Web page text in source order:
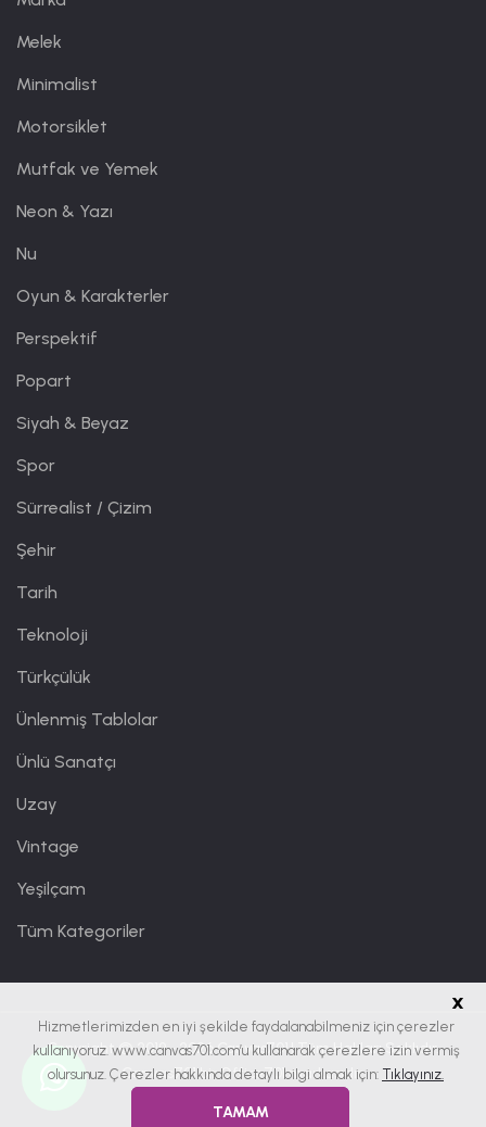
Melek
Minimalist
Motorsiklet
Mutfak ve Yemek
Neon & Yazı
Nu
Oyun & Karakterler
Perspektif
Popart
Siyah & Beyaz
Spor
Sürrealist / Çizim
Şehir
Tarih
Teknoloji
Türkçülük
Ünlenmiş Tablolar
Ünlü Sanatçı
Uzay
Vintage
Yeşilçam
Tüm Kategoriler
Copyright © 2019 - 2026Canvas701| Tüm Hakları Saklıdır.
Canvas701 birOffice701markasıdır.
x
Hizmetlerimizden en iyi şekilde faydalanabilmeniz için çerezler
kullanıyoruz. www.canvas701.com’u kullanarak çerezlere izin vermiş
olursunuz. Çerezler hakkında detaylı bilgi almak için: Tıklayınız.
TAMAM